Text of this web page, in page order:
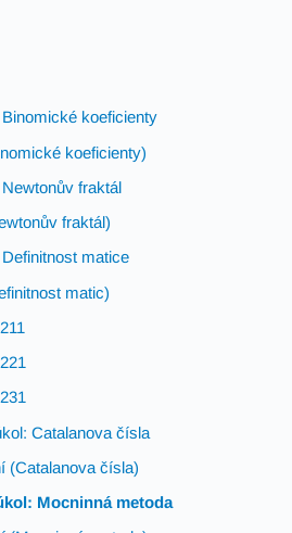
koeficienty
koeficienty)
fraktál
fraktál)
matice
matic)
Catalanova čísla
(Catalanova čísla)
Mocninná metoda